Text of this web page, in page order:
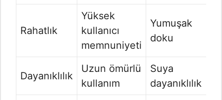
Rahatlık
Yüksek
kullanıcı
memnuniyeti
Yumuşak
doku
Dayanıklılık
Uzun ömürlü
kullanım
Suya
dayanıklılık